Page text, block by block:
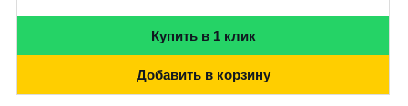
Купить в 1 клик
Добавить в корзину